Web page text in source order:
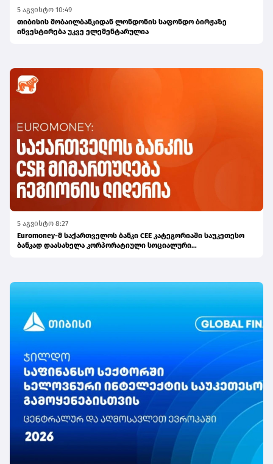
5 აგვისტო 10:49
თიბისის მობაილბანკიდან ლონდონის საფონდო ბირჟაზე
ინვესტირება უკვე ელემენტარულია
5 აგვისტო 8:27
Euromoney-მ საქართველოს ბანკი CEE კატეგორიაში საუკეთესო
ბანკად დაასახელა კორპორატიული სოციალური